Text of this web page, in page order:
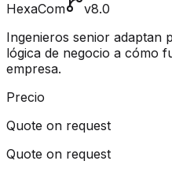
HexaCom
v8.0
Ingenieros senior adaptan
lógica de negocio a cómo
empresa.
Precio
Quote on request
Quote on request